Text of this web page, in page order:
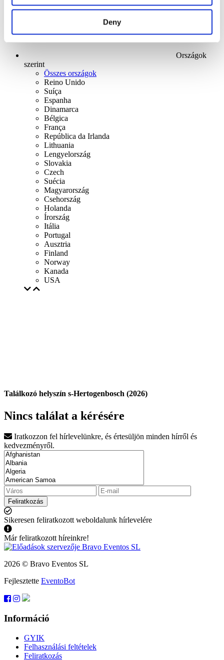
Deny
Országok
szerint
Összes országok
Reino Unido
Suíça
Espanha
Dinamarca
Bélgica
França
República da Irlanda
Lithuania
Lengyelország
Slovakia
Czech
Suécia
Magyarország
Csehország
Holanda
Írország
Itália
Portugal
Ausztria
Finland
Norway
Kanada
USA
Találkozó helyszín s-Hertogenbosch (2026)
Nincs találat a kérésére
Iratkozzon fel hírlevelünkre, és értesüljön minden hírről és
kedvezményről.
Feliratkozás
Sikeresen feliratkozott weboldalunk hírlevelére
Már feliratkozott híreinkre!
2026 © Bravo Eventos SL
Fejlesztette EventoBot
Információ
GYIK
Felhasználási feltételek
Feliratkozás